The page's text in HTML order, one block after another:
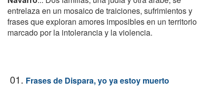
entrelaza en un mosaico de traiciones, sufrimientos y
frases que exploran amores imposibles en un territorio
marcado por la intolerancia y la violencia.
01. Frases de Dispara, yo ya estoy muerto